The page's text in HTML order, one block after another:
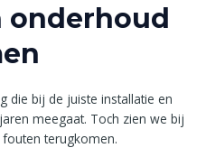
onderhoud
die bij de juiste installatie en
meegaat. Toch zien we bij
terugkomen.